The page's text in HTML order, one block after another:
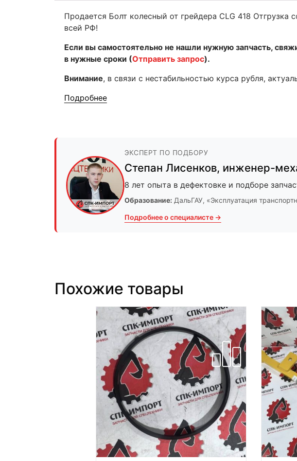
Продается Болт колесный от грейдера CLG 418
всей РФ!
Если вы самостоятельно не нашли нужную запчасть,
в нужные сроки (Отправить запрос).
Внимание, в связи с нестабильностью курса рубля,
Подробнее
ЭКСПЕРТ ПО ПОДБОРУ
Степан Лисенков, инженер-
8 лет опыта в дефектовке и подборе
Образование: ДальГАУ, «Эксплуатация
Подробнее о специалисте →
Похожие товары